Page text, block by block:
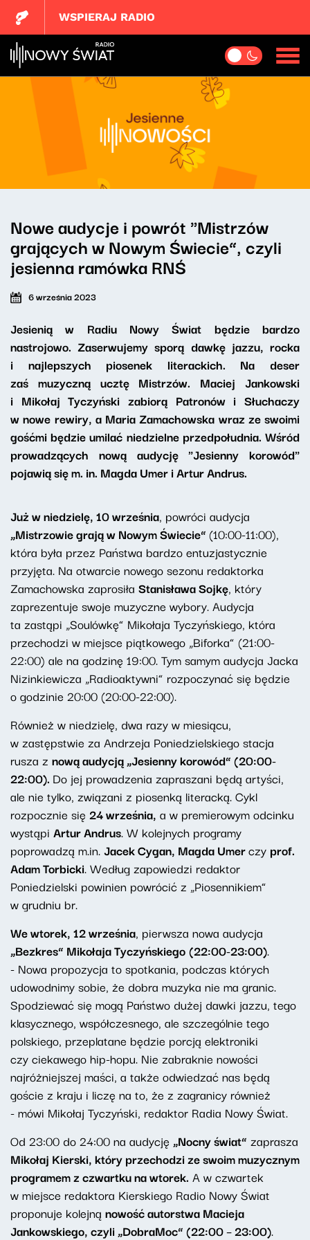
WSPIERAJ RADIO
Nowe audycje i powrót "Mistrzów
grających w Nowym Świecie”, czyli
jesienna ramówka RNŚ
6 września 2023
Jesienią w Radiu Nowy Świat będzie bardzo
nastrojowo. Zaserwujemy sporą dawkę jazzu, rocka
i najlepszych piosenek literackich. Na deser
zaś muzyczną ucztę Mistrzów. Maciej Jankowski
i Mikołaj Tyczyński zabiorą Patronów i Słuchaczy
w nowe rewiry, a Maria Zamachowska wraz ze swoimi
gośćmi będzie umilać niedzielne przedpołudnia. Wśród
prowadzących nową audycję "Jesienny korowód"
pojawią się m. in. Magda Umer i Artur Andrus.
Już w niedzielę, 10 września, powróci audycja
„Mistrzowie grają w Nowym Świecie”(10:00-11:00),
która była przez Państwa bardzo entuzjastycznie
przyjęta. Na otwarcie nowego sezonu redaktorka
Zamachowska zaprosiła Stanisława Sojkę, który
zaprezentuje swoje muzyczne wybory. Audycja
ta zastąpi „Soulówkę” Mikołaja Tyczyńskiego, która
przechodzi w miejsce piątkowego „Biforka” (21:00-
22:00) ale na godzinę 19:00. Tym samym audycja Jacka
Nizinkiewicza „Radioaktywni” rozpoczynać się będzie
o godzinie 20:00 (20:00-22:00).
Również w niedzielę, dwa razy w miesiącu,
w zastępstwie za Andrzeja Poniedzielskiego stacja
rusza z nową audycją „Jesienny korowód” (20:00-
22:00). Do jej prowadzenia zapraszani będą artyści,
ale nie tylko, związani z piosenką literacką. Cykl
rozpocznie się 24 września, a w premierowym odcinku
wystąpi Artur Andrus. W kolejnych programy
poprowadzą m.in.Jacek Cygan, Magda Umerczy prof.
Adam Torbicki. Według zapowiedzi redaktor
Poniedzielski powinien powrócić z „Piosennikiem”
w grudniu br.
We wtorek, 12 września, pierwsza nowa audycja
„Bezkres” Mikołaja Tyczyńskiego(22:00-23:00).
- Nowa propozycja to spotkania, podczas których
udowodnimy sobie, że dobra muzyka nie ma granic.
Spodziewać się mogą Państwo dużej dawki jazzu, tego
klasycznego, współczesnego, ale szczególnie tego
polskiego, przeplatane będzie porcją elektroniki
czy ciekawego hip-hopu. Nie zabraknie nowości
najróżniejszej maści, a także odwiedzać nas będą
goście z kraju i liczę na to, że z zagranicy również
- mówi Mikołaj Tyczyński, redaktor Radia Nowy Świat.
Od 23:00 do 24:00 na audycję „Nocny świat” zaprasza
Mikołaj Kierski, który przechodzi ze swoim muzycznym
programem z czwartku na wtorek. A w czwartek
w miejsce redaktora Kierskiego Radio Nowy Świat
proponuje kolejną nowość autorstwa Macieja
Jankowskiego, czyli „DobraMoc” (22:00 – 23:00).